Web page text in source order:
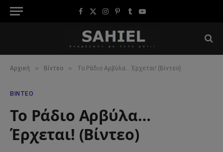
Facebook
X
Instagram
Pinterest
TumblrYouTube
Αρχική » Βίντεο » Το Ράδιο Αρβύλα… Έρχεται! (Βίντεο)
ΒΊΝΤΕΟ
Το Ράδιο Αρβύλα…
Έρχεται! (Βίντεο)